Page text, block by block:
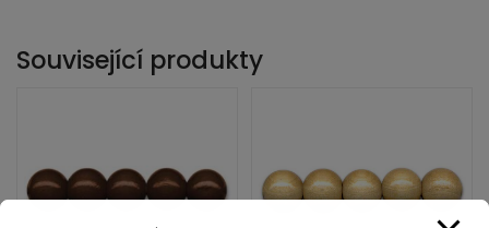
Související produkty